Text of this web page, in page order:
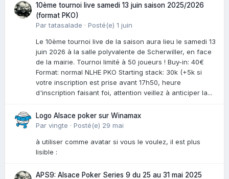
10ème tournoi live samedi 13 juin saison 2025/2026
(format PKO)
Partatasalade · Posté(e) 1 juin
Le 10ème tournoi live de la saison aura lieu le samedi 13
juin 2026 à la salle polyvalente de Scherwiller, en face
de la mairie. Tournoi limité à 50 joueurs ! Buy-in: 40€
Format: normal NLHE PKO Starting stack: 30k (+5k si
votre inscription est prise avant 17h50, heure
d'inscription faisant foi, attention veillez à anticiper la...
Logo Alsace poker sur Winamax
Par vingte · Posté(e) 29 mai
à utiliser comme avatar si vous le voulez, il est plus
lisible :
APS9: Alsace Poker Series 9 du 25 au 31 mai 2025